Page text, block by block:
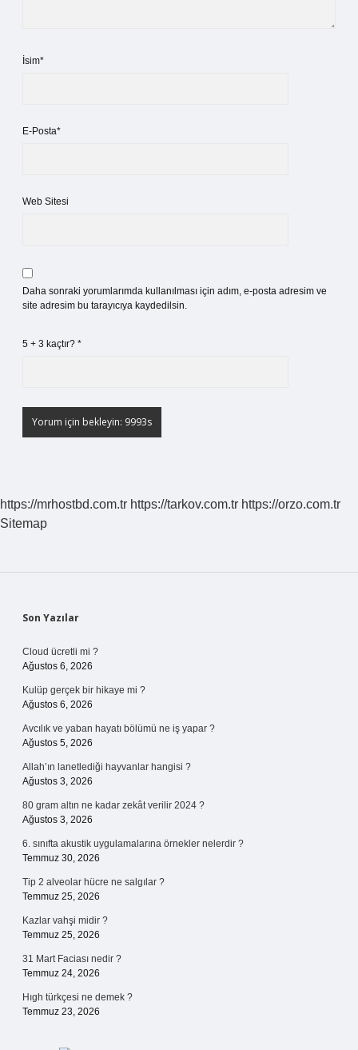
İsim*
E-Posta*
Web Sitesi
Daha sonraki yorumlarımda kullanılması için adım, e-posta adresim ve
site adresim bu tarayıcıya kaydedilsin.
5 + 3 kaçtır? *
https://mrhostbd.com.tr https://tarkov.com.tr https://orzo.com.tr
Sitemap
Sidebar
Son Yazılar
Cloud ücretli mi ?
Ağustos 6, 2026
Kulüp gerçek bir hikaye mi ?
Ağustos 6, 2026
Avcılık ve yaban hayatı bölümü ne iş yapar ?
Ağustos 5, 2026
Allah’ın lanetlediği hayvanlar hangisi ?
Ağustos 3, 2026
80 gram altın ne kadar zekât verilir 2024 ?
Ağustos 3, 2026
6. sınıfta akustik uygulamalarına örnekler nelerdir ?
Temmuz 30, 2026
Tip 2 alveolar hücre ne salgılar ?
Temmuz 25, 2026
Kazlar vahşi midir ?
Temmuz 25, 2026
31 Mart Faciası nedir ?
Temmuz 24, 2026
Hıgh türkçesi ne demek ?
Temmuz 23, 2026